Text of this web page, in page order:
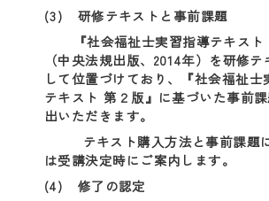
(3) 研修テキストと事前課題
『社会福祉士実習指導テキスト
（中央法規出版、2014年）を研修テ
して位置づけており、『社会福祉士
テキスト 第２版』に基づいた事前
出いただきます。
テキスト購入方法と事前課題
は受講決定時にご案内します。
(4) 修了の認定